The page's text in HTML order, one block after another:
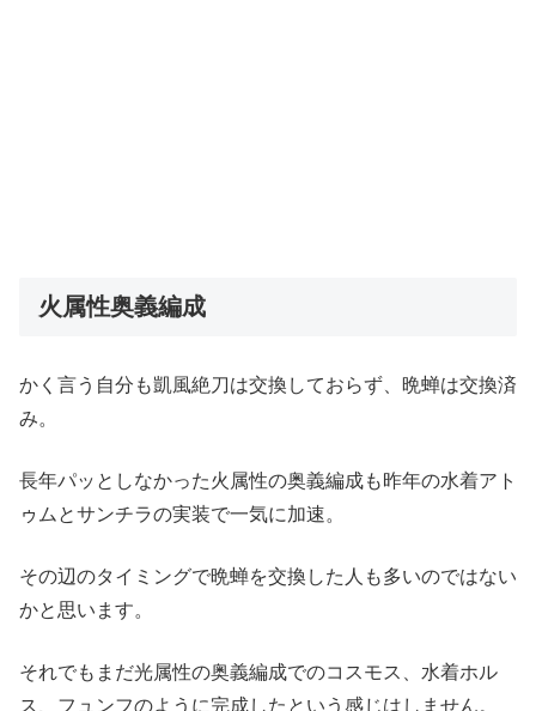
火属性奥義編成
かく言う自分も凱風絶刀は交換しておらず、晩蝉は交換済
み。
長年パッとしなかった火属性の奥義編成も昨年の水着アト
ゥムとサンチラの実装で一気に加速。
その辺のタイミングで晩蝉を交換した人も多いのではない
かと思います。
それでもまだ光属性の奥義編成でのコスモス、水着ホル
ス、フュンフのように完成したという感じはしません。